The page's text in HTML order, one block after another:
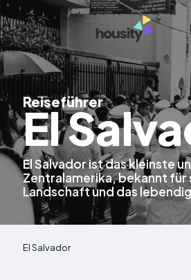
Reiseführer
El
El Salvador ist das kleinste
Zentralamerika, bekannt für
Landschaft und das
El Salvador